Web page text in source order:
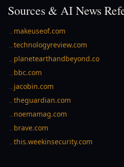
Sources & AI News
→ makeuseof.com
→technologyreview.com
→ planetearthandbeyond.co
→ bbc.com
→ jacobin.com
→theguardian.com
→ noemamag.com
→ brave.com
→this.weekinsecurity.com